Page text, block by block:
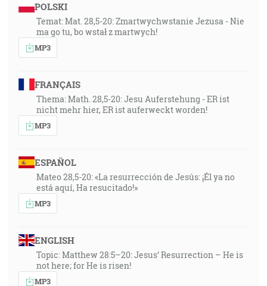
POLSKI
Temat: Mat. 28,5-20: Zmartwychwstanie Jezusa - Nie
ma go tu, bo wstał z martwych!
MP3
FRANÇAIS
Thema: Math. 28,5-20: Jesu Auferstehung - ER ist
nicht mehr hier, ER ist auferweckt worden!
MP3
ESPAÑOL
Mateo 28,5-20: «La resurrección de Jesús: ¡Él ya no
está aquí, Ha resucitado!»
MP3
ENGLISH
Topic: Matthew 28:5–20: Jesus’ Resurrection – He is
not here; for He is risen!
MP3